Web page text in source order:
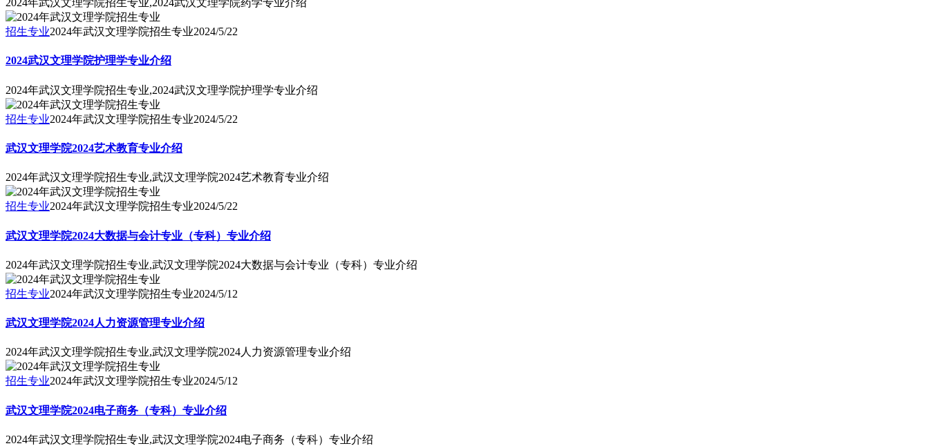
2024年武汉文理学院招生专业,2024武汉文理学院药学专业介绍
招生专业2024年武汉文理学院招生专业2024/5/22
2024武汉文理学院护理学专业介绍
2024年武汉文理学院招生专业,2024武汉文理学院护理学专业介绍
招生专业2024年武汉文理学院招生专业2024/5/22
武汉文理学院2024艺术教育专业介绍
2024年武汉文理学院招生专业,武汉文理学院2024艺术教育专业介绍
招生专业2024年武汉文理学院招生专业2024/5/22
武汉文理学院2024大数据与会计专业（专科）专业介绍
2024年武汉文理学院招生专业,武汉文理学院2024大数据与会计专业（专科）专业介绍
招生专业2024年武汉文理学院招生专业2024/5/12
武汉文理学院2024人力资源管理专业介绍
2024年武汉文理学院招生专业,武汉文理学院2024人力资源管理专业介绍
招生专业2024年武汉文理学院招生专业2024/5/12
武汉文理学院2024电子商务（专科）专业介绍
2024年武汉文理学院招生专业,武汉文理学院2024电子商务（专科）专业介绍